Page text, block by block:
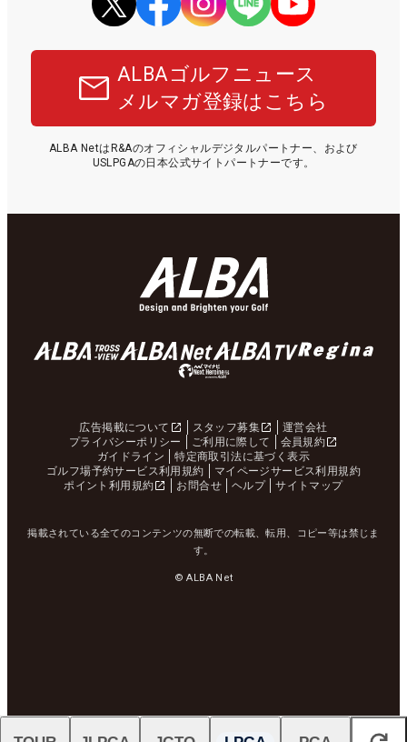
ALBAゴルフニュース
メルマガ登録はこちら
ALBA NetはR&Aのオフィシャルデジタルパートナー、および
USLPGAの日本公式サイトパートナーです。
広告掲載について スタッフ募集
運営会社
プライバシーポリシー
ご利用に際して
会員規約
ガイドライン
特定商取引法に基づく表示
ゴルフ場予約サービス利用規約
マイページサービス利用規約
ポイント利用規約
お問合せ ヘルプ サイトマップ
掲載されている全てのコンテンツの無断での転載、転用、コピー等は禁じま
す。
© ALBA Net